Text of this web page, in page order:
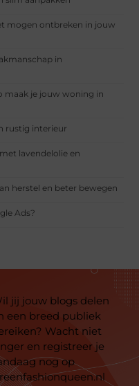
mogen ontbreken in jouw
in
maak je jouw woning in
rustig interieur
lavendelolie en
herstel en beter bewegen
Ads?
jij jouw blogs delen
een breed publiek
Wacht niet
en registreer je
nog op